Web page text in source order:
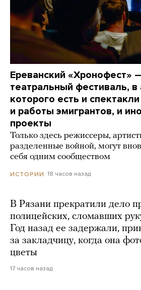
Ереванский «Хронофест»
театральный фестиваль,
которого есть и
и работы эмигрантов, и
проекты
Только здесь режиссеры,
разделенные войной, могут
себя одним сообществом
ИСТОРИИ 18 часов назад
В Рязани прекратили дело
полицейских, сломавших
Год назад ее задержали,
за закладчицу, когда она
цветы
17 часов назад